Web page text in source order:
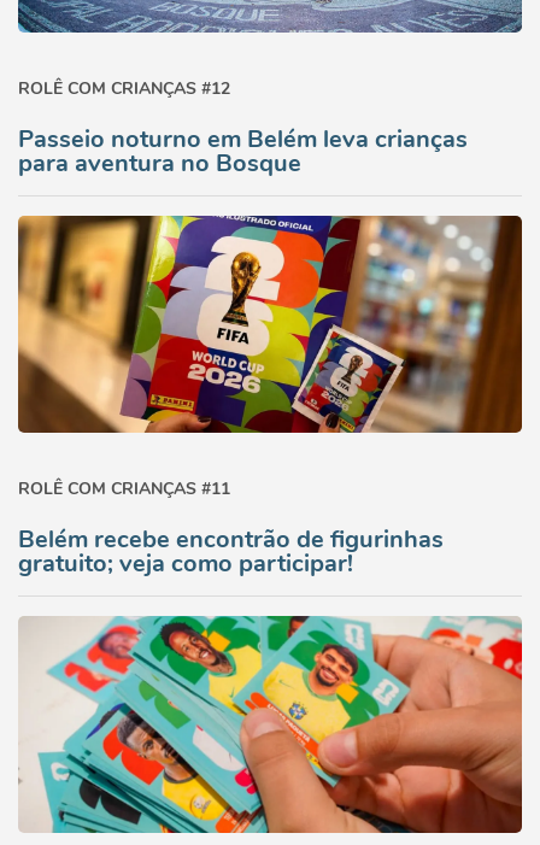
ROLÊ COM CRIANÇAS #12
Passeio noturno em Belém leva crianças
para aventura no Bosque
ROLÊ COM CRIANÇAS #11
Belém recebe encontrão de figurinhas
gratuito; veja como participar!